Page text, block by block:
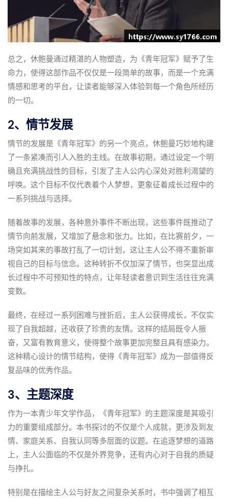
总之，休鲍曼通过精湛的人物塑造，为《青年冠军》赋予了生
命力，使得这部作品不仅仅是一段简单的故事，而是一个充满
情感和思考的平台，让读者能够深入体验到每一个角色所经历
的一切。
2、情节发展
情节的发展是《青年冠军》的另一个亮点，休鲍曼巧妙地构建
了一条紧凑而引人入胜的主线。在故事初期，通过设定一个明
确且充满挑战性的目标，引发了主人公内心深处对胜利渴望的
呼唤。这个目标不仅代表着个人梦想，更象征着成长过程中的
一系列挑战与选择。
随着故事的发展，各种意外事件不断出现，这些事件既推动了
情节向前发展，又增加了悬念和张力。比如，在比赛前夕，一
场突如其来的事故打乱了一切计划，这让主人公不得不重新审
视自己的目标与信念。这种转折不仅加深了情节，也突显出成
长过程中不可预知性的特点，让年轻读者意识到生活往往充满
变数。
最终，在经过一系列困难与挫折后，主人公获得成长，不仅实
现了自我超越，还收获了珍贵的友情。这样的结局既令人振
奋，又富有教育意义，使得整个故事更加完整且具有感染力。
这种精心设计的情节结构，使得《青年冠军》成为一部值得反
复品味的优秀作品。
3、主题深度
作为一本青少年文学作品，《青年冠军》的主题深度是其吸引
力的重要组成部分。本书探讨的不仅是个人成就，更涉及到友
情、家庭关系、自我认同等多层面的议题。在追逐梦想的道路
上，主人公面临的不仅是外界竞争，还有内心对于自我的质疑
与挣扎。
特别是在描绘主人公与好友之间复杂关系时，书中强调了相互